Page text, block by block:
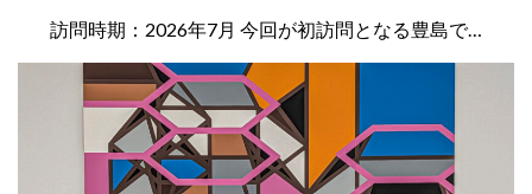
訪問時期：2026年7月 今回が初訪問となる豊島で…